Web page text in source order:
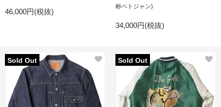
46,000円(税抜)
称ベトジャン)
34,000円(税抜)
Sold Out Sold Out